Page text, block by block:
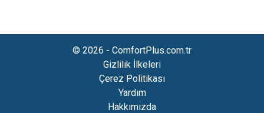
© 2026 - ComfortPlus.com.tr
Gizlilik İlkeleri
Çerez Politikası
Yardım
Hakkımızda